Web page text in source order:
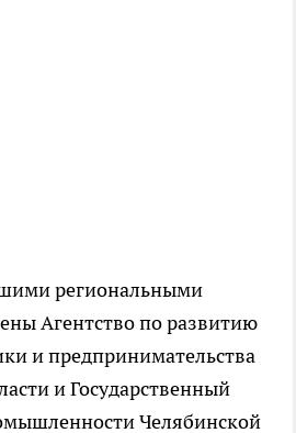
региональными
Агентство по развитию
и предпринимательства
и Государственный
Челябинской